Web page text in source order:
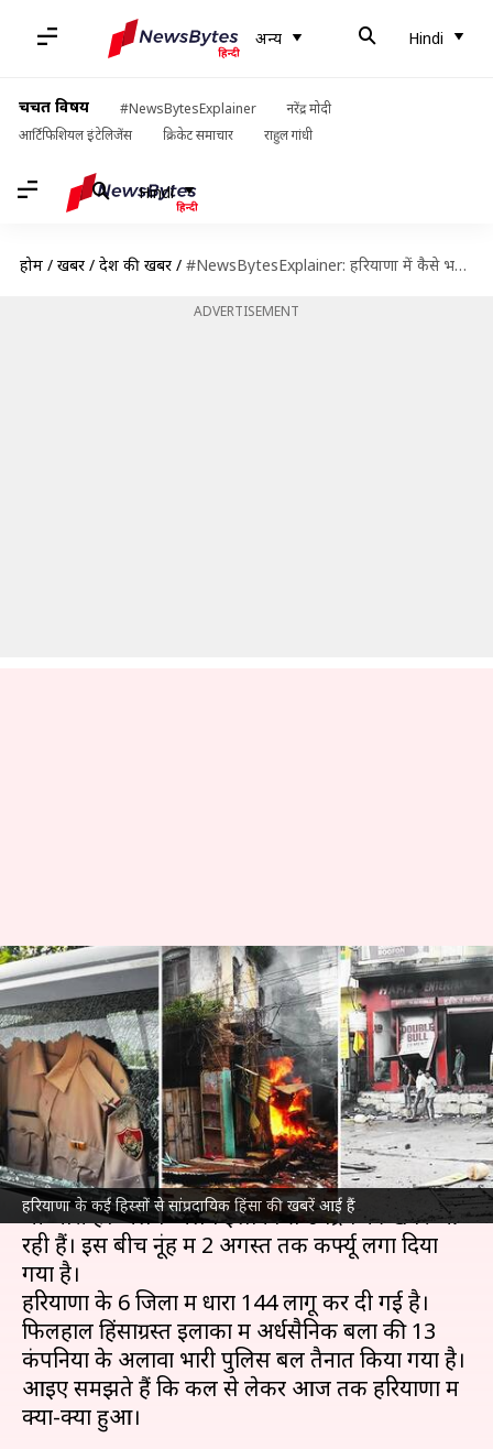
अन्य Hindi
चर्चित विषय #NewsBytesExplainer
नरेंद्र मोदी
आर्टिफिशियल इंटेलिजेंस
क्रिकेट समाचार राहुल गांधी
Hindi
होम / खबरें / देश की खबरें / #NewsBytesExplainer: हरियाणा में कैसे भड़की हिंसा और अब तक क्या-क्या हुआ?
ADVERTISEMENT
हरियाणा के कई हिस्सों से सांप्रदायिक हिंसा की खबरें आई हैं
#NewsBytesExplainer:
हरियाणा में कैसे भड़की हिंसा और
अब तक क्या-क्या हुआ?
लेखन आबिद खान Aug 01, 2023 07:31 pm
क्या है खबर?
हरियाणाके नूंह में कल से शुरू हुईसांप्रदायिक हिंसाआज
भी जारी है। अलग-अलग इलाकों से उपद्रव की खबरें आ
रही हैं। इस बीच नूंह में 2 अगस्त तक कर्फ्यू लगा दिया
गया है।
हरियाणा के 6 जिलों में धारा 144 लागू कर दी गई है।
फिलहाल हिंसाग्रस्त इलाकों में अर्धसैनिक बलों की 13
कंपनियों के अलावा भारी पुलिस बल तैनात किया गया है।
आइए समझते हैं कि कल से लेकर आज तक हरियाणा में